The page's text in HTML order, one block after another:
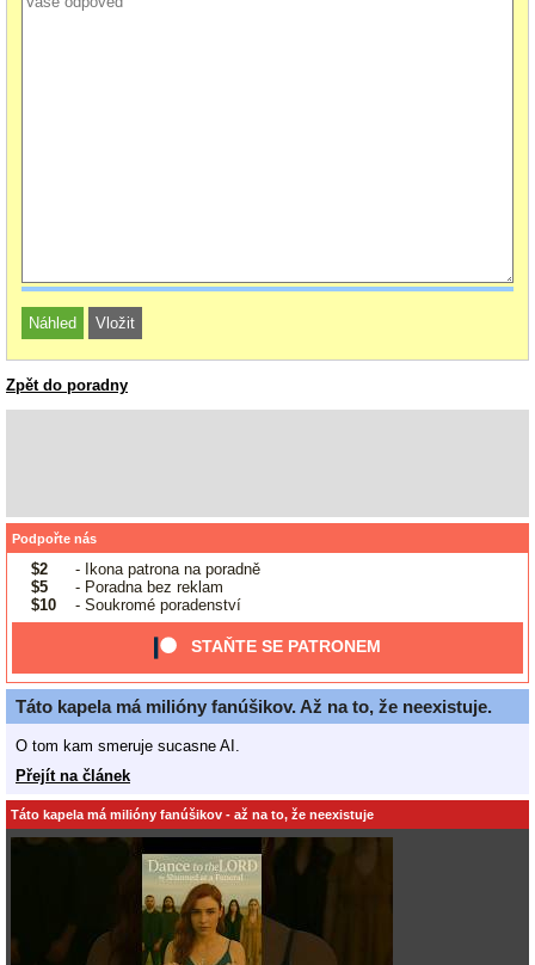
Zpět do poradny
Podpořte nás
$2
- Ikona patrona na poradně
$5
- Poradna bez reklam
$10
- Soukromé poradenství
STAŇTE SE PATRONEM
Táto kapela má milióny fanúšikov. Až na to, že neexistuje.
O tom kam smeruje sucasne AI.
Přejít na článek
Táto kapela má milióny fanúšikov - až na to, že neexistuje